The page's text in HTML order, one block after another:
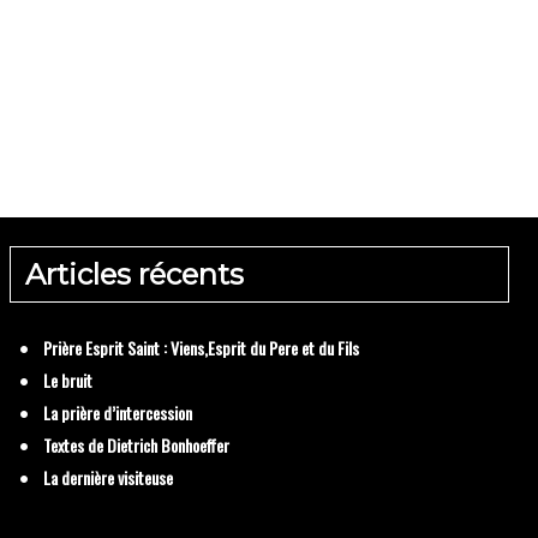
juin 2025
Articles récents
Prière Esprit Saint : Viens,Esprit du Pere et du Fils
Le bruit
La prière d’intercession
Textes de Dietrich Bonhoeffer
La dernière visiteuse